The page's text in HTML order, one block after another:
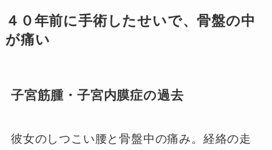
４０年前に手術したせいで、骨盤の中
が痛い
子宮筋腫・子宮内膜症の過去
彼女のしつこい腰と骨盤中の痛み。経絡の走